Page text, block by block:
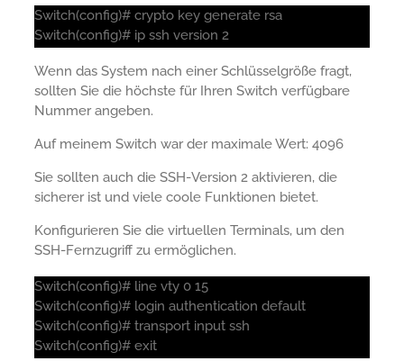
Switch(config)# crypto key generate rsa
Switch(config)# ip ssh version 2
Wenn das System nach einer Schlüsselgröße fragt,
sollten Sie die höchste für Ihren Switch verfügbare
Nummer angeben.
Auf meinem Switch war der maximale Wert: 4096
Sie sollten auch die SSH-Version 2 aktivieren, die
sicherer ist und viele coole Funktionen bietet.
Konfigurieren Sie die virtuellen Terminals, um den
SSH-Fernzugriff zu ermöglichen.
Switch(config)# line vty 0 15
Switch(config)# login authentication default
Switch(config)# transport input ssh
Switch(config)# exit